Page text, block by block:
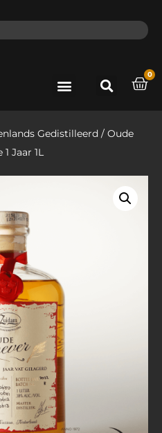
0
Gedistilleerd / Oude
Jaar 1L